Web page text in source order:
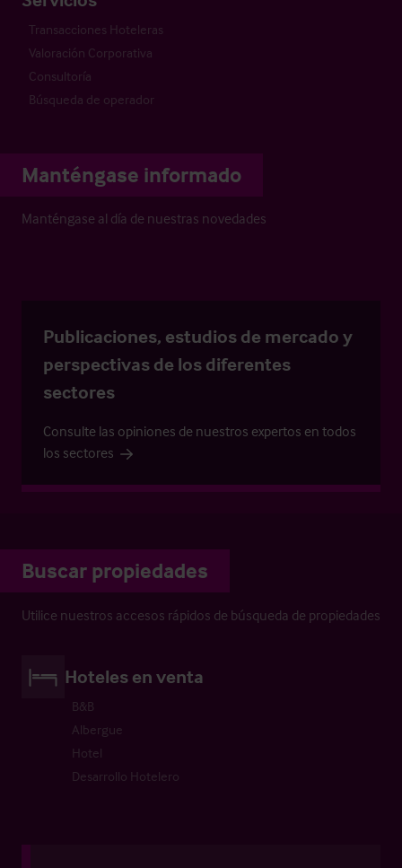
Transacciones Hoteleras
Valoración Corporativa
Consultoría
Búsqueda de operador
Manténgase informado
Manténgase al día de nuestras novedades
Publicaciones, estudios de mercado y
perspectivas de los diferentes
sectores
Consulte las opiniones de nuestros expertos en todos
los sectores
Buscar propiedades
Utilice nuestros accesos rápidos de búsqueda de propiedades
Hoteles en venta
B&B
Albergue
Hotel
Desarrollo Hotelero